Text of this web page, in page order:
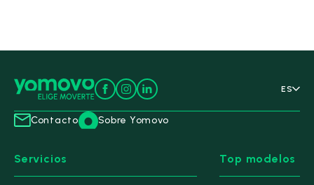
ES
Contacto Sobre Yomovo
Servicios Top modelos